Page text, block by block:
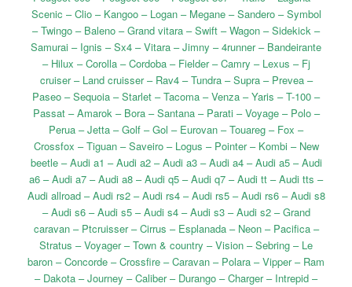
Scenic – Clio – Kangoo – Logan – Megane – Sandero – Symbol
– Twingo – Baleno – Grand vitara – Swift – Wagon – Sidekick –
Samurai – Ignis – Sx4 – Vitara – Jimny – 4runner – Bandeirante
– Hilux – Corolla – Cordoba – Fielder – Camry – Lexus – Fj
cruiser – Land cruisser – Rav4 – Tundra – Supra – Prevea –
Paseo – Sequoia – Starlet – Tacoma – Venza – Yaris – T-100 –
Passat – Amarok – Bora – Santana – Parati – Voyage – Polo –
Perua – Jetta – Golf – Gol – Eurovan – Touareg – Fox –
Crossfox – Tiguan – Saveiro – Logus – Pointer – Kombi – New
beetle – Audi a1 – Audi a2 – Audi a3 – Audi a4 – Audi a5 – Audi
a6 – Audi a7 – Audi a8 – Audi q5 – Audi q7 – Audi tt – Audi tts –
Audi allroad – Audi rs2 – Audi rs4 – Audi rs5 – Audi rs6 – Audi s8
– Audi s6 – Audi s5 – Audi s4 – Audi s3 – Audi s2 – Grand
caravan – Ptcruisser – Cirrus – Esplanada – Neon – Pacifica –
Stratus – Voyager – Town & country – Vision – Sebring – Le
baron – Concorde – Crossfire – Caravan – Polara – Vipper – Ram
– Dakota – Journey – Caliber – Durango – Charger – Intrepid –